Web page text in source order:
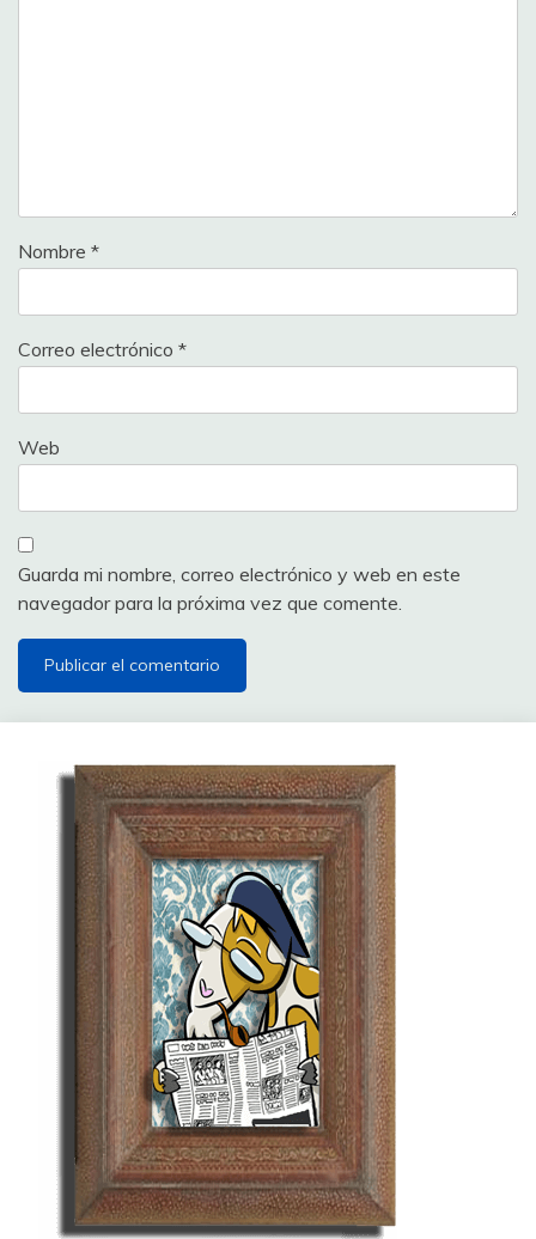
Nombre *
Correo electrónico *
Web
Guarda mi nombre, correo electrónico y web en este
navegador para la próxima vez que comente.